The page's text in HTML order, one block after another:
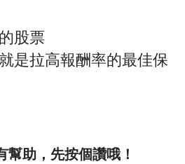
股票
是拉高報酬率的最佳保
助，先按個讚哦！